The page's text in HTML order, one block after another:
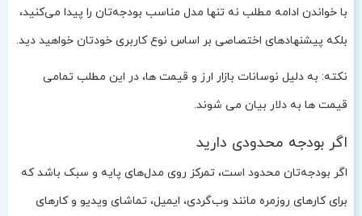
با خواندن ادامه مطلب نه تنها مدل مناسب بودجه‌تان را پیدا می‌کنید،
بلکه پیشنهادهای اختصاصی بر اساس نوع کاربری خودتان خواهید دید.
نکته: به دلیل نوسانات بازار ارز و قیمت ها، در این مطلب تمامی
قیمت ها به دلار بیان می شوند.
اگر بودجه محدودی دارید
اگر بودجه‌تان محدود است، تمرکز روی مدل‌های پایه و سبک باشد که
برای کارهای روزمره مانند وب‌گردی، ایمیل، تماشای ویدیو و کارهای